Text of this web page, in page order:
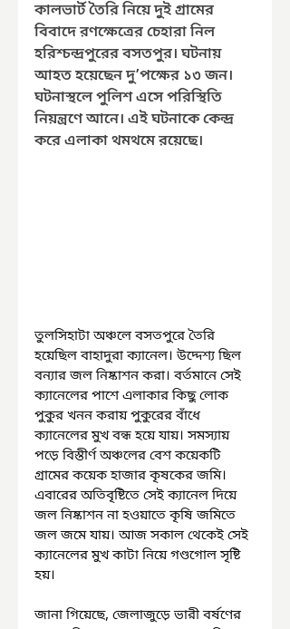
কালভার্ট তৈরি নিয়ে দুই গ্রামের
বিবাদে রণক্ষেত্রের চেহারা নিল
হরিশ্চন্দ্রপুরের বসতপুর। ঘটনায়
আহত হয়েছেন দু’পক্ষের ১৩ জন।
ঘটনাস্থলে পুলিশ এসে পরিস্থিতি
নিয়ন্ত্রণে আনে। এই ঘটনাকে কেন্দ্র
করে এলাকা থমথমে রয়েছে।
তুলসিহাটা অঞ্চলে বসতপুরে তৈরি
হয়েছিল বাহাদুরা ক্যানেল। উদ্দেশ্য ছিল
বন্যার জল নিষ্কাশন করা। বর্তমানে সেই
ক্যানেলের পাশে এলাকার কিছু লোক
পুকুর খনন করায় পুকুরের বাঁধে
ক্যানেলের মুখ বন্ধ হয়ে যায়। সমস্যায়
পড়ে বিস্তীর্ণ অঞ্চলের বেশ কয়েকটি
গ্রামের কয়েক হাজার কৃষকের জমি।
এবারের অতিবৃষ্টিতে সেই ক্যানেল দিয়ে
জল নিষ্কাশন না হওয়াতে কৃষি জমিতে
জল জমে যায়। আজ সকাল থেকেই সেই
ক্যানেলের মুখ কাটা নিয়ে গণ্ডগোল সৃষ্টি
হয়।
জানা গিয়েছে, জেলাজুড়ে ভারী বর্ষণের